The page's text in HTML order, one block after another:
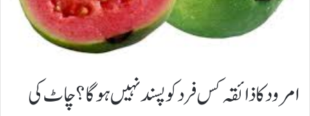
امرود کا ذائقہ کس فرد کو پسند نہیں ہوگا؟چاٹ کی